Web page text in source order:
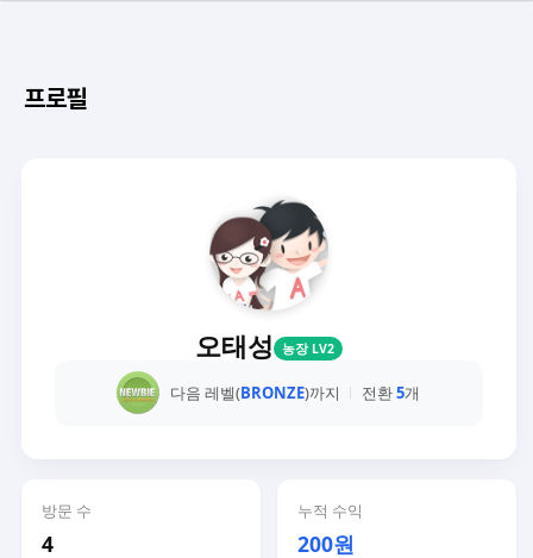
프로필
오태성 농장 LV2
다음 레벨(BRONZE)까지 전환5개
방문 수
4
누적 수익
200원